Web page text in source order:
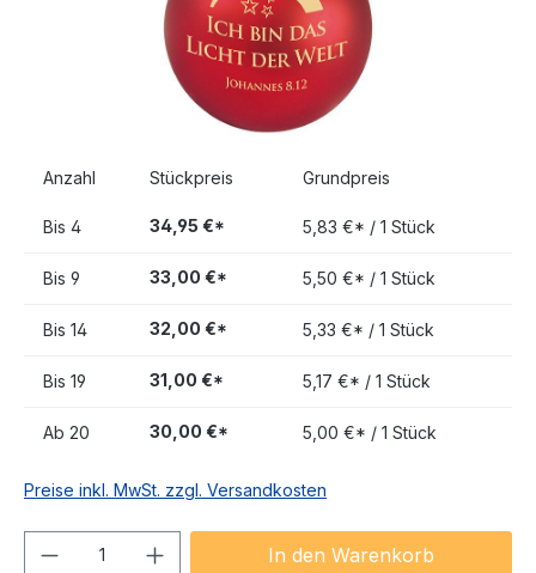
Anzahl Stückpreis Grundpreis
Bis 4 34,95 €* 5,83 €* / 1 Stück
Bis 9 33,00 €* 5,50 €* / 1 Stück
Bis 14 32,00 €* 5,33 €* / 1 Stück
Bis 19 31,00 €* 5,17 €* / 1 Stück
Ab 20 30,00 €* 5,00 €* / 1 Stück
Preise inkl. MwSt. zzgl. Versandkosten
Produkt Anzahl: Gib denIn den Warenkorb